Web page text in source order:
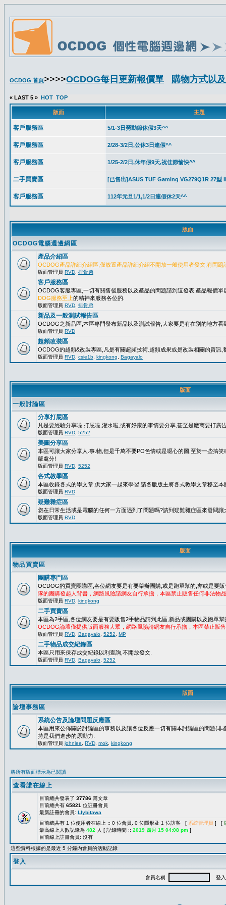
OCDOG 首頁>>>>OCDOG每日更新報價單 購物方式以
版面
OCDOG電腦週邊網區
產品介紹區
OCDOG產品詳細介紹區,僅放置產品詳細介紹不開放一般使用者發文,有問題
版面管理員 RVD 排骨弟
客戶服務區
OCDOG客服專區,一切有關售後服務以及產品的問題請到這發表,產品報價
DOG服務至上的精神來服務各位的.
版面管理員 RVD 排骨弟
新品及一般測試報告區
OCDOG之新品區,本區專門發布新品以及測試報告,大家要是有在別的地方看
版面管理員 RVD
超頻改裝區
OCDOG的超頻&改裝專區,凡是有關超頻技術.超頻成果或是改裝相關的資訊,
版面管理員 RVD csie1b kingkong Bagayalo
版面
一般討論區
分享打屁區
凡是要經驗分享啦,打屁啦,灌水啦,或有好康的事情要分享,甚至是廠商要打廣
版面管理員 RVD 5252
美圖分享區
本區可讓大家分享人.事.物,但是千萬不要PO色情或是噁心的圖,至於一些搞
嚴處分!
版面管理員 RVD 5252
各式教學區
本區收錄各式的學文章,供大家一起來學習,請各版版主將各式教學文章移至本
版面管理員 RVD
疑難雜症區
您在日常生活或是電腦的任何一方面遇到了問題嗎?請到疑難雜症區來發問讓
版面管理員 RVD
版面
物品買賣區
團購專門區
OCDOG的買賣團購區,各位網友要是有要舉辦團購,或是跑單幫的,亦或是要
隊的團購發起人背書，網路風險請網友自行承擔，本區禁止販售任何非法物
版面管理員 RVD kingkong
二手買賣區
本區為2手區,各位網友要是有要販售2手物品請到此區,新品或團購以及跑單
OCDOG論壇僅提供版面服務大眾，網路風險請網友自行承擔，本區禁止販
版面管理員 RVD Bagayalo 5252 MP
二手物品成交紀錄區
本區只用來保存成交紀錄以利查詢,不開放發文.
版面管理員 RVD Bagayalo 5252
版面
論壇事務區
系統公告及論壇問題反應區
本區用來公佈關於討論區的事務以及讓各位反應一切有關本討論區的問題(
持是我們進步的原動力.
版面管理員 johnlee RVD mok kingkong
將所有版面標示為已閱讀
查看誰在線上
目前總共發表了 37786 篇文章
目前總共有 65821 位註冊會員
最新註冊的會員: Llybitawa
目前總共有 1 位使用者在線上 :: 0 位會員, 0 位隱形及 1 位訪客 [ 系統管理員 ] [
最高線上人數記錄為 482 人 [ 記錄時間 :: 2019 四月 15 04:08 pm ]
目前線上註冊會員: 沒有
這些資料根據的是最近 5 分鐘內會員的活動記錄
登入
會員名稱: 登入